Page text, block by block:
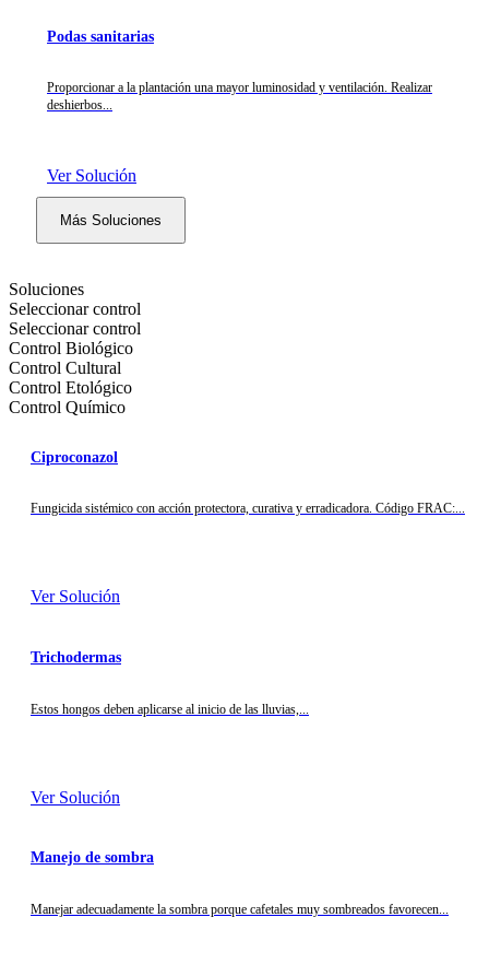
Podas sanitarias
Proporcionar a la plantación una mayor luminosidad y ventilación. Realizar
deshierbos...
Ver Solución
Más Soluciones
Soluciones
Seleccionar control
Seleccionar control
Control Biológico
Control Cultural
Control Etológico
Control Químico
Ciproconazol
Fungicida sistémico con acción protectora, curativa y erradicadora. Código FRAC:...
Ver Solución
Trichodermas
Estos hongos deben aplicarse al inicio de las lluvias,...
Ver Solución
Manejo de sombra
Manejar adecuadamente la sombra porque cafetales muy sombreados favorecen...